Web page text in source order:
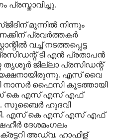
മുന്നില്‍ നിന്നും
പ്രവര്‍ത്തകര്‍
വച്ച് നടത്തപ്പെട്ട
ടി എന്‍ പ്രതാപന്‍
ജില്ലാ പ്രസിഡന്റ്
എസ് വൈ
നാസര്‍ ഫൈസി കൂടത്തായി
കെ എസ് എസ് എഫ്
സുബൈര്‍ ഹുദവി
എസ് കെ എസ് എസ് എഫ്
ദേശമംഗലം
അഡ്വ. ഹാഫിള്